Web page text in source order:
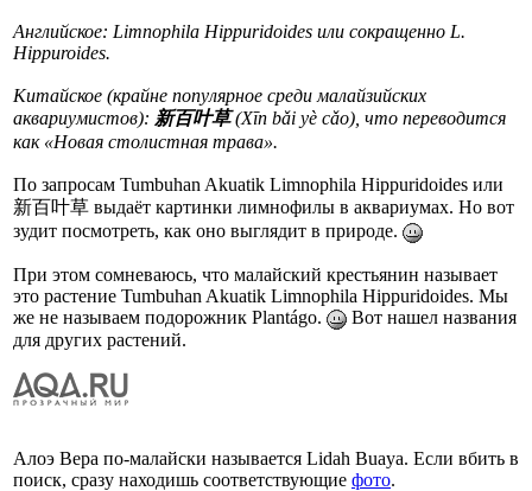
Английское: Limnophila Hippuridoides или сокращенно L.
Hippuroides.
Китайское (крайне популярное среди малайзийских
аквариумистов): 新百叶草(Xīn bǎi yè cǎo), что переводится
как «Новая столистная трава».
По запросам Tumbuhan Akuatik Limnophila Hippuridoides или
新百叶草 выдаёт картинки лимнофилы в аквариумах. Но вот
зудит посмотреть, как оно выглядит в природе.
При этом сомневаюсь, что малайский крестьянин называет
это растение Tumbuhan Akuatik Limnophila Hippuridoides. Мы
же не называем подорожник Plantágo.
Вот нашел названия
для других растений.
Алоэ Вера по-малайски называется Lidah Buaya. Если вбить в
поиск, сразу находишь соответствующие фото.